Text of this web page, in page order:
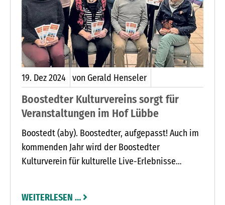
19. Dez2024 von Gerald Henseler
Boostedter Kulturvereins sorgt für
Veranstaltungen im Hof Lübbe
Boostedt (aby). Boostedter, aufgepasst! Auch im
kommenden Jahr wird der Boostedter
Kulturverein für kulturelle Live-Erlebnisse
WEITERLESEN …